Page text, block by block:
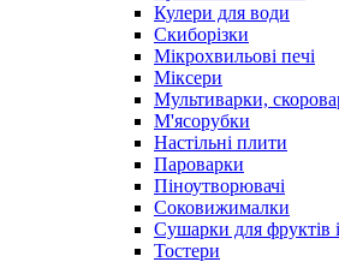
Кулери для води
Скиборізки
Мікрохвильові печі
Міксери
Мультиварки,
М'ясорубки
Настільні плити
Пароварки
Піноутворювачі
Соковижималки
Сушарки для фруктів
Тостери